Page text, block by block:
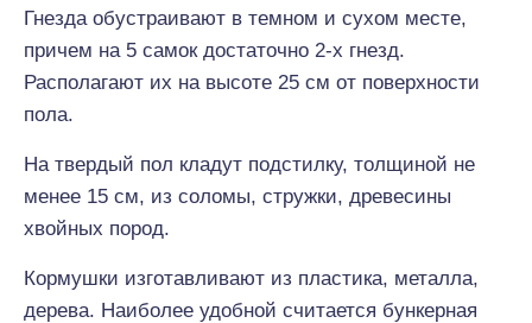
Гнезда обустраивают в темном и сухом месте,
причем на 5 самок достаточно 2-х гнезд.
Располагают их на высоте 25 см от поверхности
пола.
На твердый пол кладут подстилку, толщиной не
менее 15 см, из соломы, стружки, древесины
хвойных пород.
Кормушки изготавливают из пластика, металла,
дерева. Наиболее удобной считается бункерная